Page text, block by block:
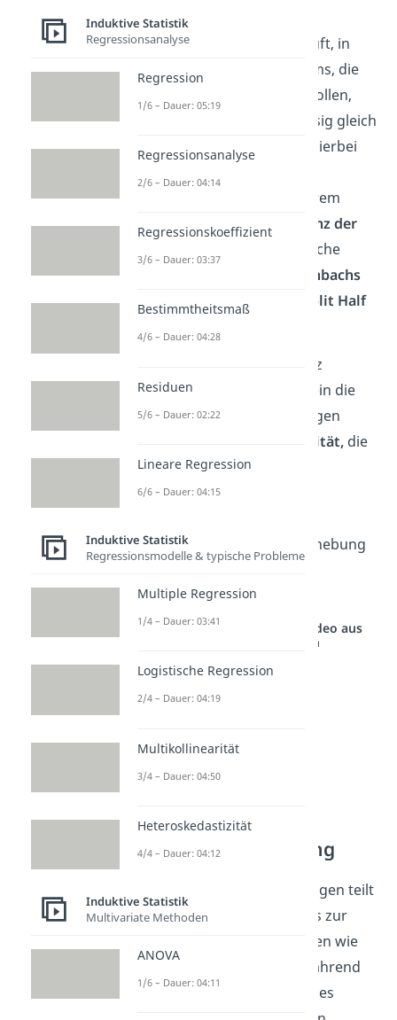
Konsistenz hingegen überprüft, in
welchem Umfang Fragen-Items, die
dasselbe Merkmal erfassen sollen,
dieses auch wirklich zuverlässig gleich
erfassen. Testverfahren, die hierbei
die
mit ihrem
Fokus au die
innere Konsistenz der
, wobei es spezifische
Herangehensweisen wie
Cronbachs
Alpha Reliabilität
oder die
Split Half
Zuletzt ist noch die Äquivalenz
anzuführen, die ganz allgemein die
Gleichwertigkeit von Messungen
Interrater Reliabilität, die
die Gleichwertigkeit in der
Auswertung sicherstellt und
für Gleichwertigkeit in der Erhebung
Reliabilitätstypen.
Studyflix vernetzt: Hier ein Video aus
einem anderen Bereich
Reliabilität Anwendung
Bei empirischen Untersuchungen teilt
sich die Anwendung von Tests zur
Überprüfung von Gütekriterien wie
Reliabilität in zwei Hälften: während
der Erhebung und während des
Induktive Statistik
Regressionsanalyse
Regression
1/6 – Dauer: 05:19
Regressionsanalyse
2/6 – Dauer: 04:14
Regressionskoeffizient
3/6 – Dauer: 03:37
Bestimmtheitsmaß
4/6 – Dauer: 04:28
Residuen
5/6 – Dauer: 02:22
Lineare Regression
6/6 – Dauer: 04:15
Induktive Statistik
Regressionsmodelle & typische Probleme
Multiple Regression
1/4 – Dauer: 03:41
Logistische Regression
2/4 – Dauer: 04:19
Multikollinearität
3/4 – Dauer: 04:50
Heteroskedastizität
4/4 – Dauer: 04:12
Induktive Statistik
Multivariate Methoden
ANOVA
1/6 – Dauer: 04:11